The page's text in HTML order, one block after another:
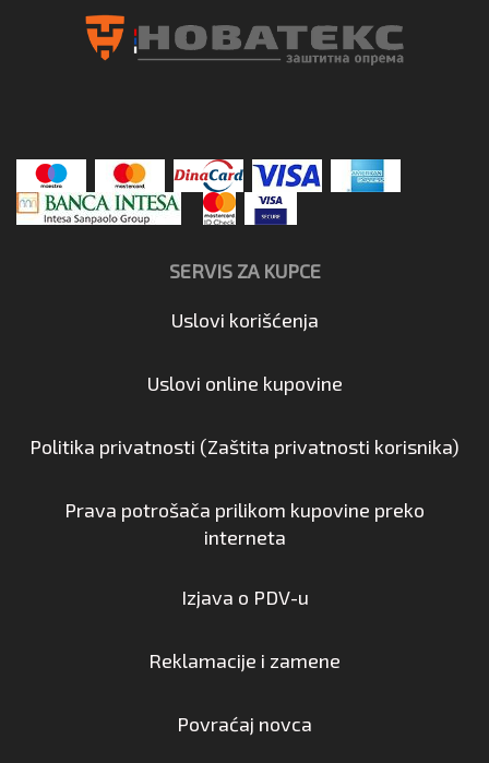
SERVIS ZA KUPCE
Uslovi korišćenja
Uslovi online kupovine
Politika privatnosti (Zaštita privatnosti korisnika)
Prava potrošača prilikom kupovine preko
interneta
Izjava o PDV-u
Reklamacije i zamene
Povraćaj novca